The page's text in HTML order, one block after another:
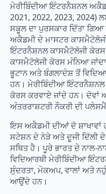
ਮੇਰੀਬਿੰਦੀਆ ਇੰਟਰਨੈਸ਼ਨਲ
2021, 2022, 2023, 2024)
ਸਕੂਲ ਦਾ ਪੁਰਸਕਾਰ ਦਿੱਤਾ
ਅਕੈਡਮੀ ਦੇ ਮਾਸਟਰ
ਇੰਟਰਨੈਸ਼ਨਲ ਕਾਸਮੈਟੋਲੋਜੀ
ਕਾਸਮੈਟੋਲੋਜੀ ਕੋਰਸ ਮੰਨਿਆ
ਭੂਟਾਨ ਅਤੇ ਬੰਗਲਾਦੇਸ਼ ਤੋਂ
ਹਨ। ਮੇਰੀਬਿੰਦੀਆ
ਕੋਰਸ ਕਰਵਾਏ ਜਾਂਦੇ ਹਨ। ਦੋਵਾਂ
ਅੰਤਰਰਾਸ਼ਟਰੀ ਨੌਕਰੀ ਦੀ
ਇਸ ਅਕੈਡਮੀ ਦੀਆਂ ਦੋ
ਸਟੇਸ਼ਨ ਦੇ ਨੇੜੇ ਅਤੇ ਦੂਜੀ ਦਿੱਲੀ
ਸਥਿਤ ਹੈ। ਪੂਰੇ ਭਾਰਤ ਦੇ ਨਾਲ-
ਵਿਦਿਆਰਥੀ ਮੇਰੀਬਿੰਦੀਆ
ਸੁੰਦਰਤਾ, ਮੇਕਅਪ, ਵਾਲਾਂ ਅਤੇ
ਆਉਂਦੇ ਹਨ।